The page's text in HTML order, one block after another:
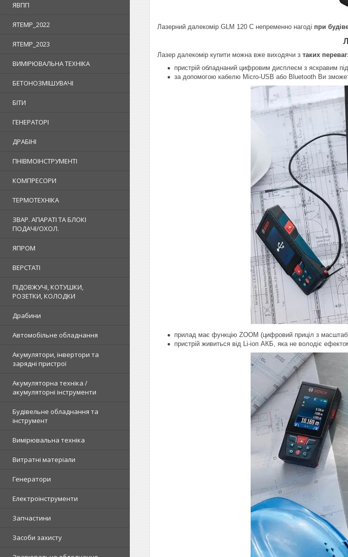
ЯВПП
ЯTEMP_2022
ЯTEMP_2023
ВИМІРЮВАЛЬНА ТЕХНІКА
БЕТОНОЗМІШУВАЧІ
БІТИ
ГЕНЕРАТОРІ
ДРАБІНІ
ПНІВМОІНСТРУМЕНТІ
КОМПРЕСОРИ
ТЕРМОТЕХНІКА
ЗВАР. АПАРАТІ ТА БЛОКІ
ПОДАЧІ/ОХОЛ.
ЯПРОМ
ВЕРСТАТІ
ПІДОВЖУЧІ, КОТУШКИ,
РОЗЕТКИ, КОЛОДКИ
Драбини
Автомобільне обладнання
Акумулятори, інвертори та
зарядні пристрої
Акумуляторна техніка /
акумуляторні інструменти
Будівельне обладнання та
інструмент
Вимірювальна техніка
Витратні матеріали
Генератори
Електроінструменти
Запчастини
Засоби захисту
Лазерний далекомір GLM 120 C непременно нагоді при
Л
Лазер далекомір купити можна вже виходячи з таких переваг:
пристрій обладнаний цифровим дисплеєм з яскравим
за допомогою кабелю Micro-USB або Bluеtооth Ви
прилад має функцію ZООM (цифровий приціл з
пристрій живиться від Lі-іоп АКБ, яка не володіє